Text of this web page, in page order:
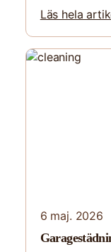
Läs hela
6 maj. 2026